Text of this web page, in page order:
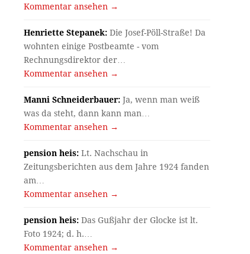
Kommentar ansehen →
Henriette Stepanek: Die Josef-Pöll-Straße! Da
wohnten einige Postbeamte - vom
Rechnungsdirektor der…
Kommentar ansehen →
Manni Schneiderbauer: Ja, wenn man weiß
was da steht, dann kann man…
Kommentar ansehen →
pension heis: Lt. Nachschau in
Zeitungsberichten aus dem Jahre 1924 fanden
am…
Kommentar ansehen →
pension heis: Das Gußjahr der Glocke ist lt.
Foto 1924; d. h.…
Kommentar ansehen →